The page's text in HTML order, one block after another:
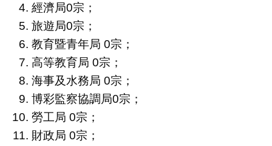
經濟局0宗；
旅遊局0宗；
教育暨青年局 0宗；
高等教育局 0宗；
海事及水務局 0宗；
博彩監察協調局0宗；
勞工局 0宗；
財政局 0宗；